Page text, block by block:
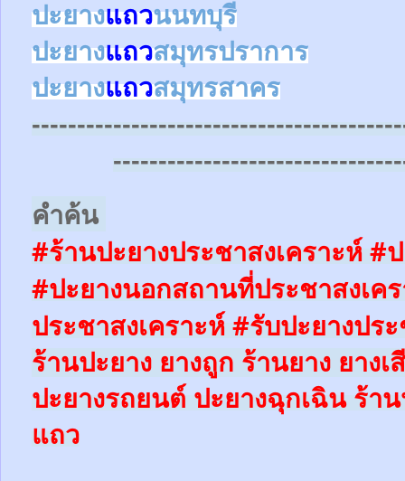
ปะยางแถวนนทบุรี
ปะยางแถวสมุทรปราการ
ปะยางแถวสมุทรสาคร
คำค้น
#ร้านปะยางประชาสงเคราะห์ #
#ปะยางนอกสถานที่ประชาสงเค
ประชาสงเคราะห์ #รับปะยางปร
ร้านปะยาง ยางถูก ร้านยาง ยางเ
ปะยางรถยนต์ ปะยางฉุกเฉิน ร้า
แถว